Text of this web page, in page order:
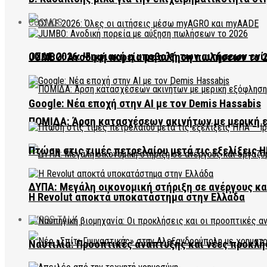
ΟΣΔΕ 2026: Ψηφιακή η υποβολή των αιτήσεων
ΠΟΜΙΔΑ: Άρση κατασχέσεων ακινήτων με μερική
ΔΥΠΑ: Μεγάλη οικονομική στήριξη σε ανέργους
EVROS TALK
COSMOS
JUMBO: Ανοδική πορεία με αύξηση πωλήσεων το
Google: Νέα εποχή στην AI με τον Demis Hassabis
Πτώση στις τιμές πετρελαίου μετά τις εξελίξεις
Η Revolut αποκτά υποκατάστημα στην Ελλάδα
Ναυτιλία: Προοπτικές ανάπτυξης και νέες